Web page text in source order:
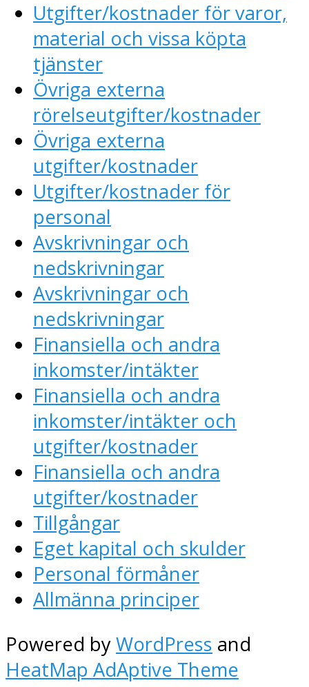
Utgifter/kostnader för varor,
material och vissa köpta
tjänster
Övriga externa
rörelseutgifter/kostnader
Övriga externa
utgifter/kostnader
Utgifter/kostnader för
personal
Avskrivningar och
nedskrivningar
Avskrivningar och
nedskrivningar
Finansiella och andra
inkomster/intäkter
Finansiella och andra
inkomster/intäkter och
utgifter/kostnader
Finansiella och andra
utgifter/kostnader
Tillgångar
Eget kapital och skulder
Personal förmåner
Allmänna principer
Powered byWordPress and
HeatMap AdAptive Theme